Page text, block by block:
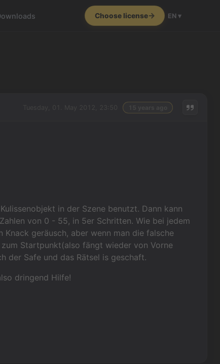
Choose license EN ▾
in der Szene benutzt. Dann kann
von 0 - 55, in 5er Schritten. Wie bei jedem
geräusch, aber wenn man die falsche
Startpunkt(also fängt wieder von Vorne
der Safe und das Rätsel is geschaft.
dringend Hilfe!